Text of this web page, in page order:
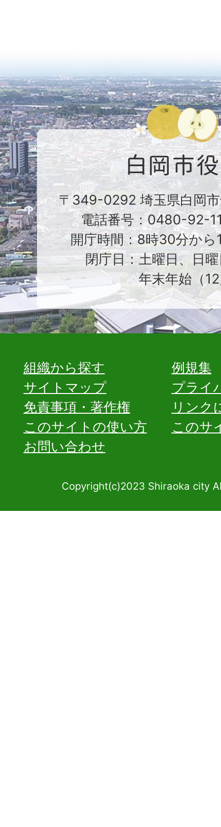
〒349-0292 埼玉県白岡
電話番号：0480-92-
開庁時間：8時30分から
閉庁日：土曜日、日
年末年始（
組織から探す
例規集
サイトマップ
プライ
免責事項・著作権
リンク
このサイトの使い方
このサ
お問い合わせ
Copyright(c)2023 Shiraoka city